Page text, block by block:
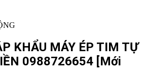
KHẨU MÁY ÉP TIM TỰ
0988726654 [Mới